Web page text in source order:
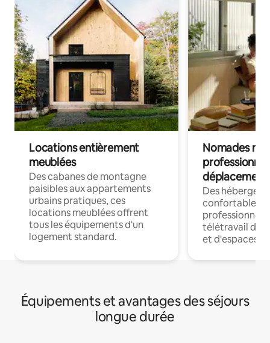
Locations entièrement
meublées
Des cabanes de montagne
paisibles aux appartements
urbains pratiques, ces
locations meublées offrent
tous les équipements d'un
logement standard.
Nomades
déplacement
Des
confortables
professionnels
télétravail
et d'espaces
Équipements et avantages des séjours
longue durée